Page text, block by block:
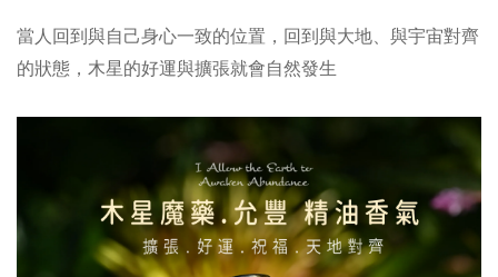
當人回到與自己身心一致的位置，回到與大地、與宇宙對齊
的狀態，木星的好運與擴張就會自然發生